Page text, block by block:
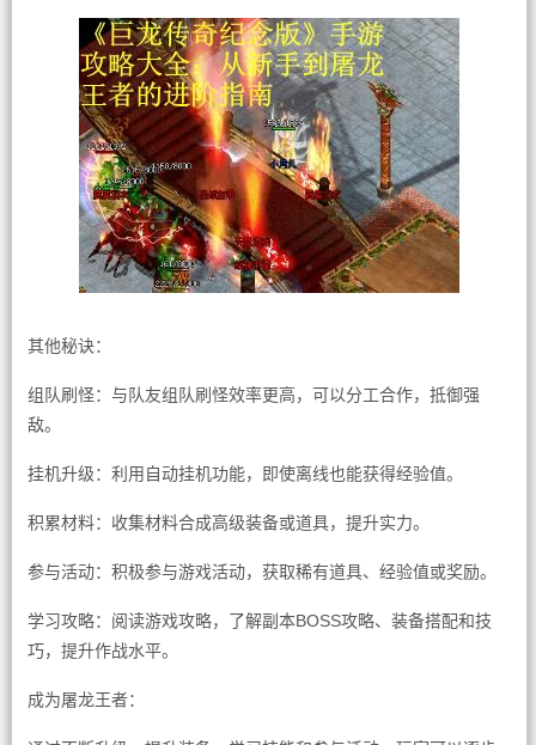
其他秘诀：
组队刷怪：与队友组队刷怪效率更高，可以分工合作，抵御强
敌。
挂机升级：利用自动挂机功能，即使离线也能获得经验值。
积累材料：收集材料合成高级装备或道具，提升实力。
参与活动：积极参与游戏活动，获取稀有道具、经验值或奖励。
学习攻略：阅读游戏攻略，了解副本BOSS攻略、装备搭配和技
巧，提升作战水平。
成为屠龙王者：